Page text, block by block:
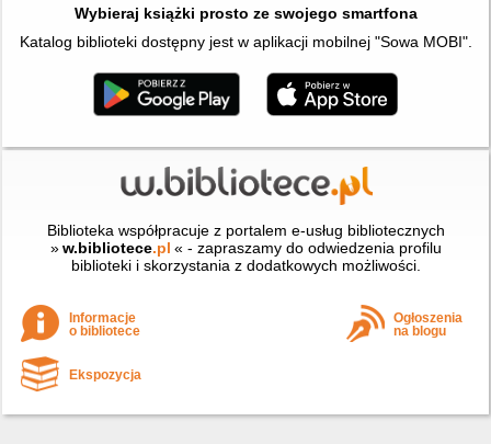
Wybieraj książki prosto ze swojego smartfona
Katalog biblioteki dostępny jest w aplikacji mobilnej "Sowa MOBI".
Biblioteka współpracuje z portalem e-usług bibliotecznych
» w.bibliotece.pl « - zapraszamy do odwiedzenia profilu
biblioteki i skorzystania z dodatkowych możliwości.
Informacje
o bibliotece
Ogłoszenia
na blogu
Ekspozycja